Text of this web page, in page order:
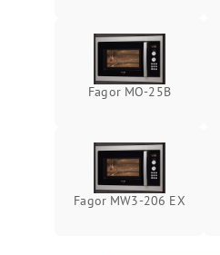
Fagor MO-25B
Fagor MW3-206 EX